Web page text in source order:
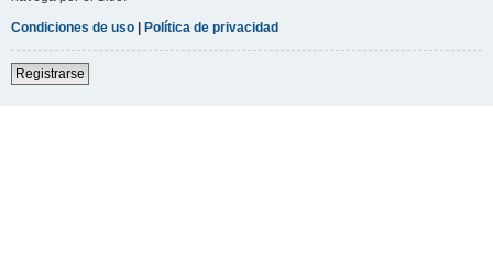
Condiciones de uso | Política de privacidad
Registrarse